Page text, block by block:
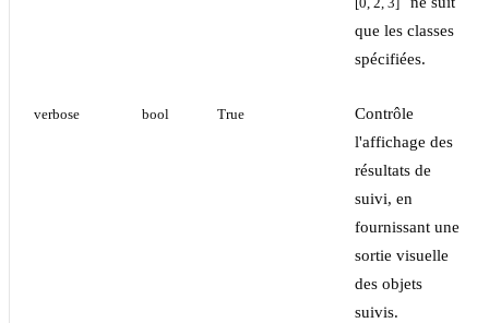
[0, 2, 3]
que les classes
spécifiées.
verbose bool True
Contrôle
l'affichage des
résultats de
suivi, en
fournissant une
sortie visuelle
des objets
suivis.